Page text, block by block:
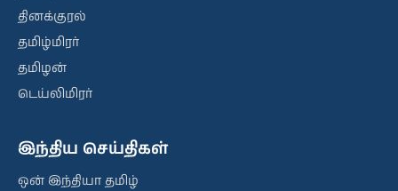
தினக்குரல்
தமிழ்மிரர்
தமிழன்
டெய்லிமிரர்
இந்திய செய்திகள்
ஒன் இந்தியா தமிழ்